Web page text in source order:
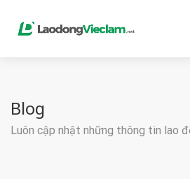
Blog
Luôn cập nhật những thông tin lao